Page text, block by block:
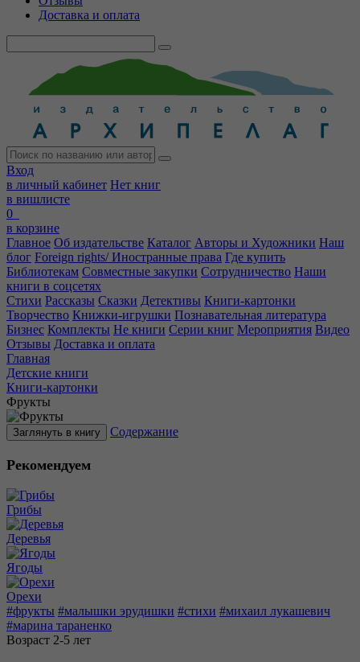
Доставка и оплата
Вход
в личный кабинет Нет книг
в вишлисте
0
в корзине
Главное Об издательстве Каталог Авторы и Художники Наш
блог Foreign rights/ Иностранные права Где купить
Библиотекам Совместные закупки Сотрудничество Наши
книги в соцсетях
Стихи Рассказы Сказки Детективы Книги-картонки
Творчество Книжки-игрушки Познавательная литература
Бизнес Комплекты Не книги Серии книг Мероприятия Видео
Отзывы Доставка и оплата
Главная
Детские книги
Книги-картонки
Фрукты
Заглянуть в книгу Содержание
Рекомендуем
Грибы
Деревья
Ягоды
Орехи
#фрукты #малышки эрудишки #стихи #михаил лукашевич
#марина тараненко
Возраст 2-5 лет